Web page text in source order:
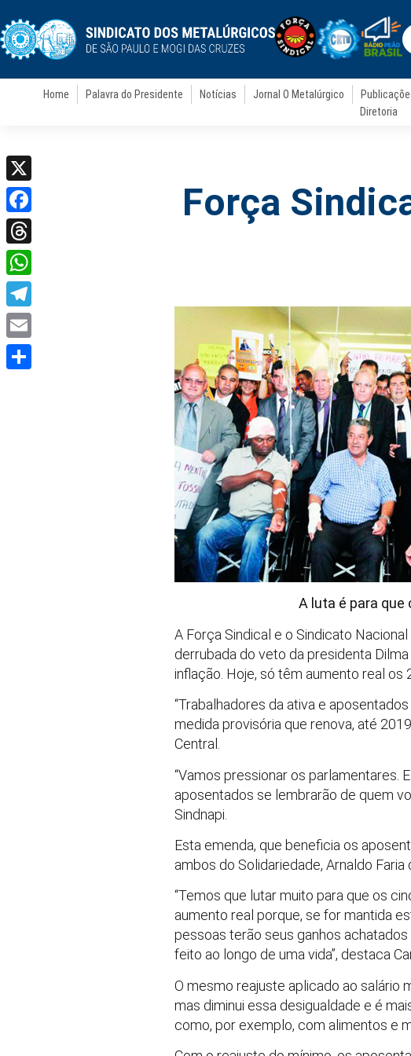
Home Palavra do Presidente Notícias Jornal O Metalúrgico
Diretoria
Força
A luta é para
A Força Sindical e o Sindicato
derrubada do veto da presidenta
inflação. Hoje, só têm aumento real os
“Trabalhadores da ativa e
medida provisória que renova, até
Central.
“Vamos pressionar os parlamentares.
aposentados se lembrarão de quem
Sindnapi.
Esta emenda, que beneficia os
ambos do Solidariedade, Arnaldo
“Temos que lutar muito para que os
aumento real porque, se for mantida
pessoas terão seus ganhos
feito ao longo de uma vida”, destaca
O mesmo reajuste aplicado ao salário
mas diminui essa desigualdade e é
como, por exemplo, com alimentos e
X
Facebook
Threads
WhatsApp
Telegram
Email